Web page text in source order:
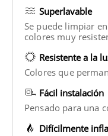
Superlavable
Se puede limpiar
colores muy
Resistente a la
Colores que
Fácil instalación
Pensado para una
Difícilmente